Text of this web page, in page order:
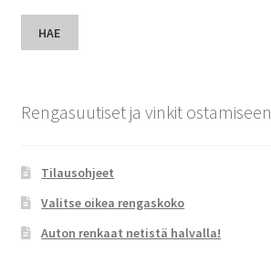
HAE
Rengasuutiset ja vinkit ostamiseen
Tilausohjeet
Valitse oikea rengaskoko
Auton renkaat netistä halvalla!